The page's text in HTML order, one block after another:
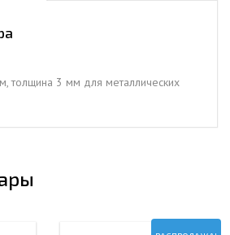
толщина 3 мм для металлических